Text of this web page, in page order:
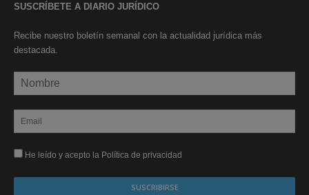
SUSCRÍBETE A DIARIO JURÍDICO
Recibe nuestro boletín semanal con la actualidad jurídica más
destacada.
He leído y acepto la Política de privacidad